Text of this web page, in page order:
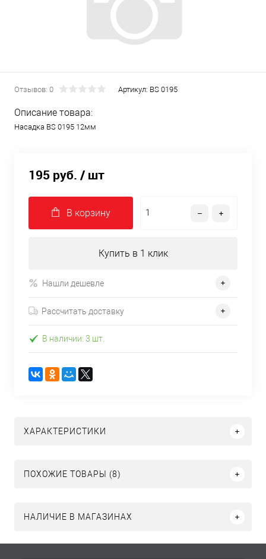
Отзывов: 0 Артикул: BS 0195
Описание товара:
Насадка BS 0195 12мм
195 руб. / шт
В корзину
Купить в 1 клик
Нашли дешевле
Рассчитать доставку
В наличии: 3 шт.
ХАРАКТЕРИСТИКИ
ПОХОЖИЕ ТОВАРЫ (8)
НАЛИЧИЕ В МАГАЗИНАХ